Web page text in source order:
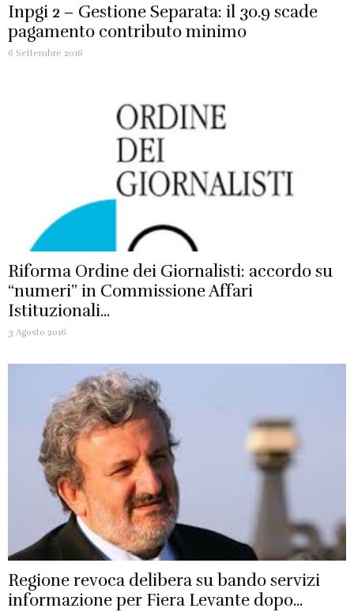
Inpgi 2 – Gestione Separata: il 30.9 scade
pagamento contributo minimo
6 Settembre 2016
Riforma Ordine dei Giornalisti: accordo su
“numeri” in Commissione Affari
Istituzionali...
3 Agosto 2016
Regione revoca delibera su bando servizi
informazione per Fiera Levante dopo...